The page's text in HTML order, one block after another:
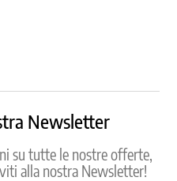
Newsletter
su tutte le nostre offerte,
alla nostra Newsletter!